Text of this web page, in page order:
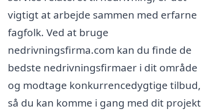
vigtigt at arbejde sammen med erfarne
fagfolk. Ved at bruge
nedrivningsfirma.com kan du finde de
bedste nedrivningsfirmaer i dit område
og modtage konkurrencedygtige tilbud,
så du kan komme i gang med dit projekt